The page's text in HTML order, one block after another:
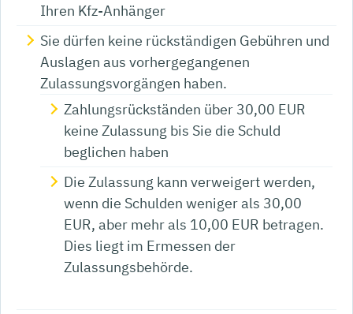
Ihren Kfz-Anhänger
Sie dürfen keine rückständigen Gebühren und
Auslagen aus vorhergegangenen
Zulassungsvorgängen haben.
Zahlungsrückständen über 30,00 EUR
keine Zulassung bis Sie die Schuld
beglichen haben
Die Zulassung kann verweigert werden,
wenn die Schulden weniger als 30,00
EUR, aber mehr als 10,00 EUR betragen.
Dies liegt im Ermessen der
Zulassungsbehörde.